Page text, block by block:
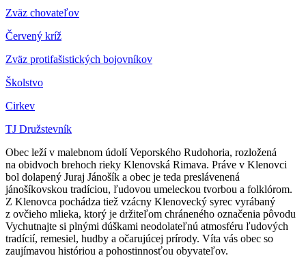
Zväz chovateľov
Červený kríž
Zväz protifašistických bojovníkov
Školstvo
Cirkev
TJ Družstevník
Obec leží v malebnom údolí Veporského Rudohoria, rozložená
na obidvoch brehoch rieky Klenovská Rimava. Práve v Klenovci
bol dolapený Juraj Jánošík a obec je teda preslávenená
jánošíkovskou tradíciou, ľudovou umeleckou tvorbou a folklórom.
Z Klenovca pochádza tiež vzácny Klenovecký syrec vyrábaný
z ovčieho mlieka, ktorý je držiteľom chráneného označenia pôvodu
Vychutnajte si plnými dúškami neodolateľnú atmosféru ľudových
tradícií, remesiel, hudby a očarujúcej prírody. Víta vás obec so
zaujímavou históriou a pohostinnosťou obyvateľov.